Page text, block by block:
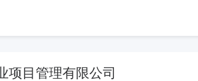
项目管理有限公司